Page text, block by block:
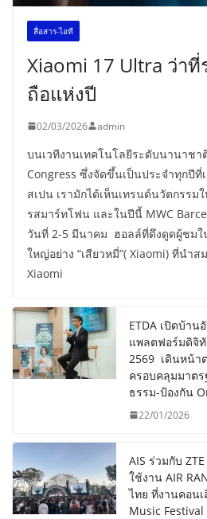
สื่อสาร-ไอที
Xiaomi 17 Ultra ว่า
ถือแห่งปี
02/03/2026 admin
บนเวทีงานเทคโนโลยีระดับนานาชา
Congress ซึ่งจัดขึ้นเป็นประจำทุกปีที่
สเปน เรามักได้เห็นเทรนด์นวัตกรรม
รสมาร์ทโฟน และในปีนี้ MWC
วันที่ 2-5 มีนาคม ฮอลล์ที่ดึงดูดผู้ชม
ใหญ่อย่าง “เสียวหมี่”( Xiaomi) ที่นำ
Xiaomi
ETDA เปิดบ้าน
แพลตฟอร์มดิจิทั
2569 เดินหน้า
ครอบคลุมมาต
ธรรม-ป้องกัน
22/01/2026
AIS ร่วมกับ
ใช้งาน AIR
ไทย ที่งานคอน
Music